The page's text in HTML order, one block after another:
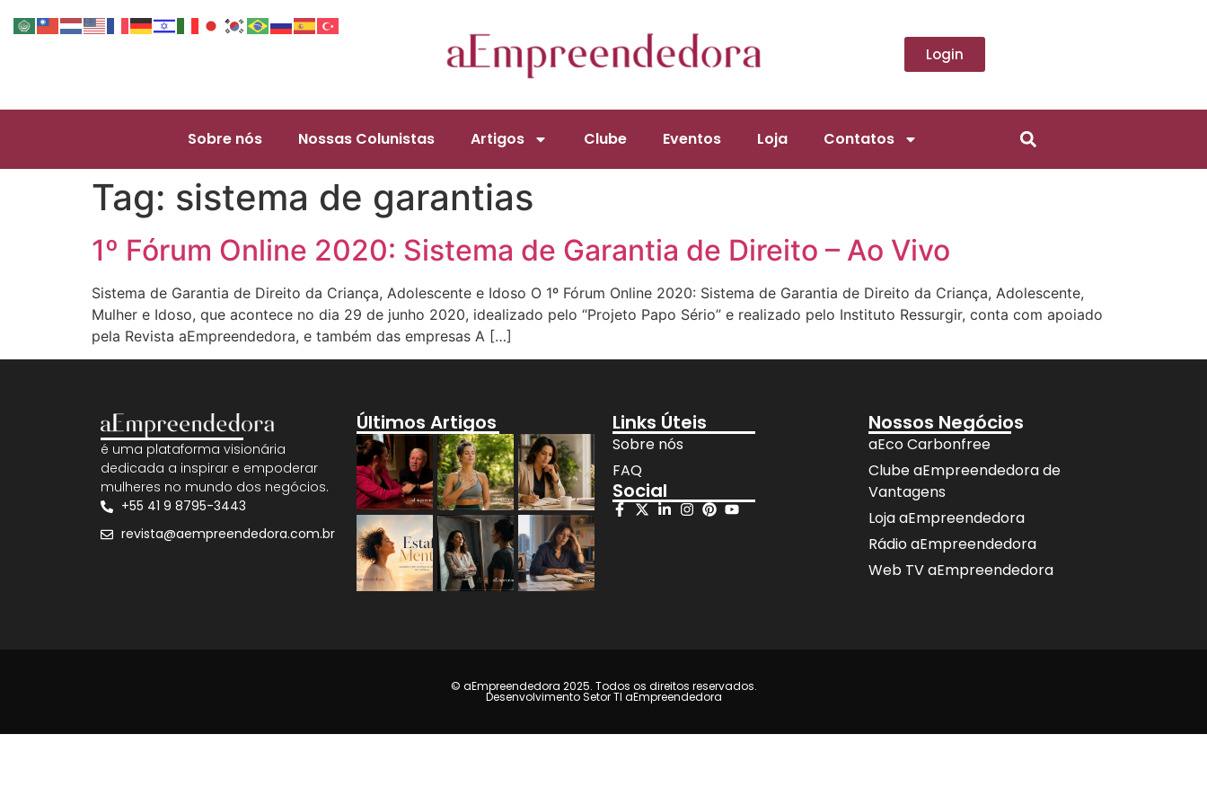
Login
Sobre nós Nossas Colunistas Artigos Clube Eventos Loja Contatos
Tag: sistema de garantias
1º Fórum Online 2020: Sistema de Garantia de Direito – Ao Vivo
Sistema de Garantia de Direito da Criança, Adolescente e Idoso O 1º Fórum Online 2020: Sistema de Garantia de Direito da Criança, Adolescente,
Mulher e Idoso, que acontece no dia 29 de junho 2020, idealizado pelo “Projeto Papo Sério” e realizado pelo Instituto Ressurgir, conta com apoiado
pela Revista aEmpreendedora, e também das empresas A […]
é uma plataforma visionária
dedicada a inspirar e empoderar
mulheres no mundo dos negócios.
+55 41 9 8795-3443
revista@aempreendedora.com.br
Últimos Artigos Links Úteis
Sobre nós
FAQ
Social
Nossos Negócios
aEco Carbonfree
Clube aEmpreendedora de
Vantagens
Loja aEmpreendedora
Rádio aEmpreendedora
Web TV aEmpreendedora
© aEmpreendedora 2025. Todos os direitos reservados.
Desenvolvimento Setor TI aEmpreendedora